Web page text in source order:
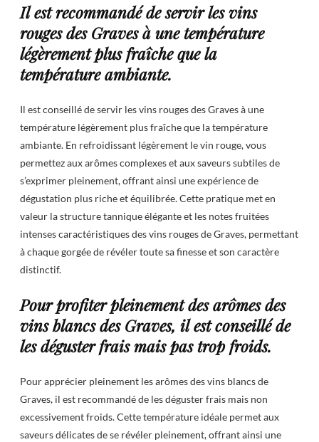
Il est recommandé de servir les vins
rouges des Graves à une température
légèrement plus fraîche que la
température ambiante.
Il est conseillé de servir les vins rouges des Graves à une
température légèrement plus fraîche que la température
ambiante. En refroidissant légèrement le vin rouge, vous
permettez aux arômes complexes et aux saveurs subtiles de
s’exprimer pleinement, offrant ainsi une expérience de
dégustation plus riche et équilibrée. Cette pratique met en
valeur la structure tannique élégante et les notes fruitées
intenses caractéristiques des vins rouges de Graves, permettant
à chaque gorgée de révéler toute sa finesse et son caractère
distinctif.
Pour profiter pleinement des arômes des
vins blancs des Graves, il est conseillé de
les déguster frais mais pas trop froids.
Pour apprécier pleinement les arômes des vins blancs de
Graves, il est recommandé de les déguster frais mais non
excessivement froids. Cette température idéale permet aux
saveurs délicates de se révéler pleinement, offrant ainsi une